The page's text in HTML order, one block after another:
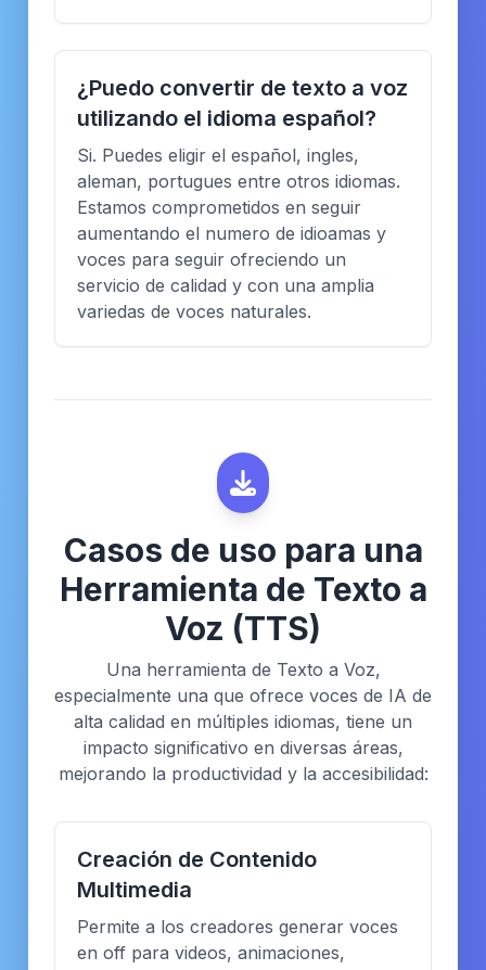
¿Puedo convertir de texto a voz
utilizando el idioma español?
Si. Puedes eligir el español, ingles,
aleman, portugues entre otros idiomas.
Estamos comprometidos en seguir
aumentando el numero de idioamas y
voces para seguir ofreciendo un
servicio de calidad y con una amplia
variedas de voces naturales.
Casos de uso para una
Herramienta de Texto a
Voz (TTS)
Una herramienta de Texto a Voz,
especialmente una que ofrece voces de IA de
alta calidad en múltiples idiomas, tiene un
impacto significativo en diversas áreas,
mejorando la productividad y la accesibilidad:
Creación de Contenido
Multimedia
Permite a los creadores generar voces
en off para videos, animaciones,